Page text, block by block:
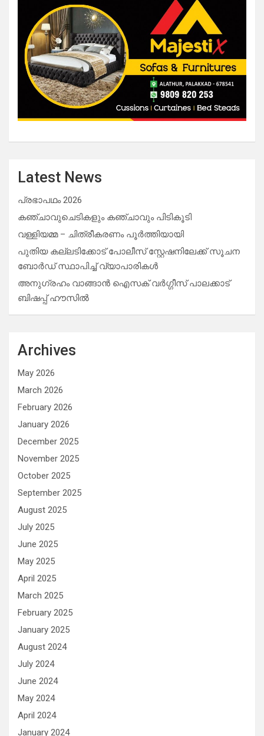
Latest News
പ്രഭാപഥം 2026
കഞ്ചാവുചെടികളും കഞ്ചാവും പിടികൂടി
വള്ളിയമ്മ – ചിത്രീകരണം പൂർത്തിയായി
പുതിയ കല്ലടിക്കോട് പോലീസ് സ്റ്റേഷനിലേക്ക് സൂചന
ബോർഡ് സ്ഥാപിച്ച് വ്യാപാരികൾ
അനുഗ്രഹം വാങ്ങാൻ ഐസക് വര്‍ഗ്ഗീസ് പാലക്കാട്
ബിഷപ്പ് ഹൗസില്‍
Archives
May 2026
March 2026
February 2026
January 2026
December 2025
November 2025
October 2025
September 2025
August 2025
July 2025
June 2025
May 2025
April 2025
March 2025
February 2025
January 2025
August 2024
July 2024
June 2024
May 2024
April 2024
January 2024